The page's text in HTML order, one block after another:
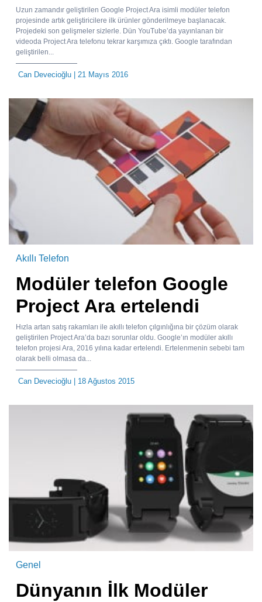
Uzun zamandır geliştirilen Google Project Ara isimli modüler telefon
projesinde artık geliştiricilere ilk ürünler gönderilmeye başlanacak.
Projedeki son gelişmeler sizlerle. Dün YouTube’da yayınlanan bir
videoda Project Ara telefonu tekrar karşımıza çıktı. Google tarafından
geliştirilen...
Can Devecioğlu | 21 Mayıs 2016
Akıllı Telefon
Modüler telefon Google
Project Ara ertelendi
Hızla artan satış rakamları ile akıllı telefon çılgınlığına bir çözüm olarak
geliştirilen Project Ara’da bazı sorunlar oldu. Google’ın modüler akıllı
telefon projesi Ara, 2016 yılına kadar ertelendi. Ertelenmenin sebebi tam
olarak belli olmasa da...
Can Devecioğlu | 18 Ağustos 2015
Genel
Dünyanın İlk Modüler